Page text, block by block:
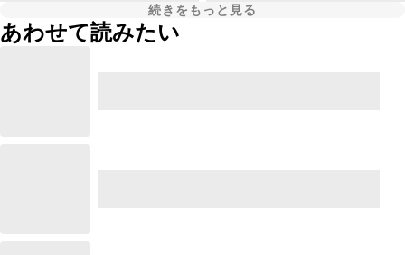
続きをもっと見る
あわせて読みたい